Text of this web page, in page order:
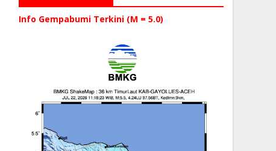
Info Gempabumi Terkini (M = 5.0)